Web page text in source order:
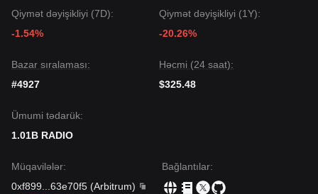
Qiymət dəyişikliyi (7D):
-1.54%
Qiymət dəyişikliyi (1Y):
-20.26%
Bazar sıralaması:
#4927
Həcmi (24 saat):
$325.48
Ümumi tədarük:
1.01B RADIO
Müqavilələr:
0xf899
63e70f5 (Arbitrum)
Bağlantılar: